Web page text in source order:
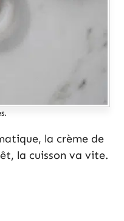
la crème de
la cuisson va vite.